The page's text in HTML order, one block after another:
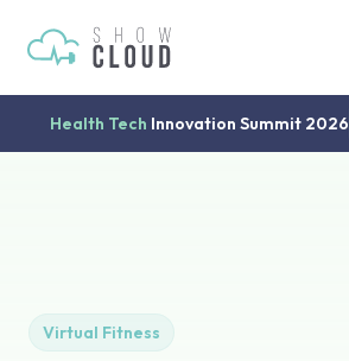
Health Tech Innovation Summit 2026
Virtual Fitness